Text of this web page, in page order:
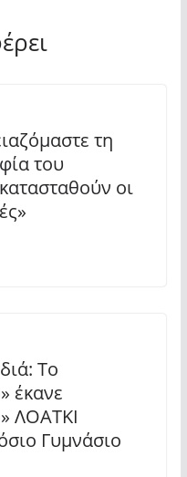
τη
του
οι
To
έκανε
ΛΟΑΤΚΙ
Γυμνάσιο